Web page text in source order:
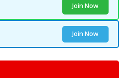
Join Now
Join Now